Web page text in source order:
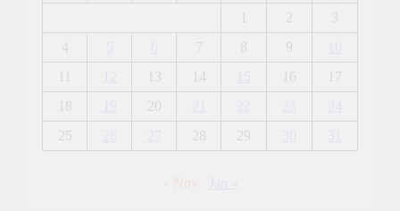
1
2
3
4
7 8 9
11
13 14 16
17
18
20
25
28 29
« Nov